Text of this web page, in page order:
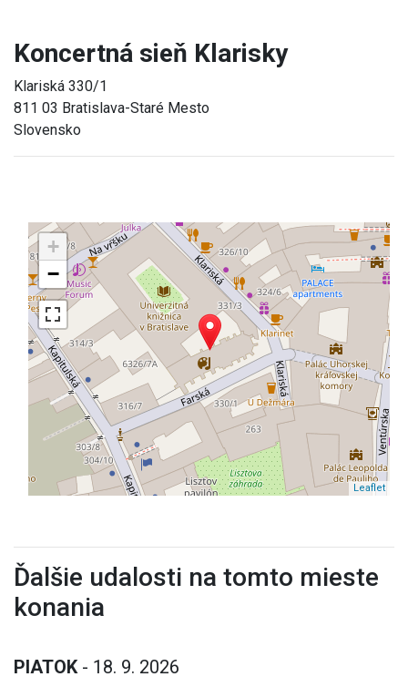
Koncertná sieň Klarisky
Klariská 330/1
811 03 Bratislava-Staré Mesto
Slovensko
+
−
Leaflet
Ďalšie udalosti na tomto mieste
konania
PIATOK - 18. 9. 2026